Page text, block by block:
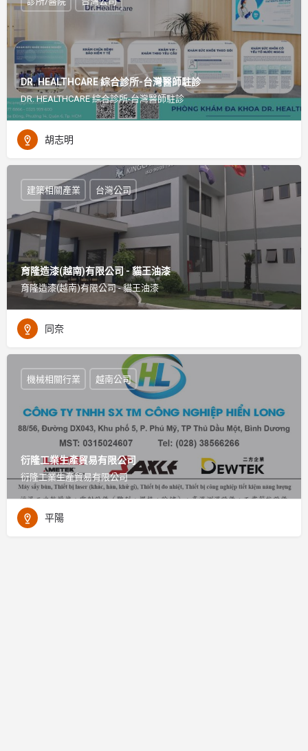
DR. HEALTHCARE 綜合診所-台灣醫師駐診
DR. HEALTHCARE 綜合診所-台灣醫師駐診
胡志明
育隆造漆(越南)有限公司 - 貓王油漆
育隆造漆(越南)有限公司 - 貓王油漆
建築相關產業 台灣公司
同奈
衍隆工業生產貿易有限公司
衍隆工業生產貿易有限公司
機械相關行業 越南公司
平陽